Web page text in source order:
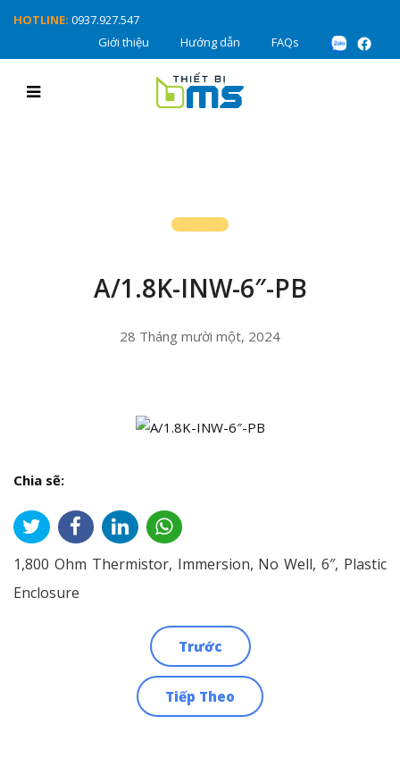
HOTLINE: 0937.927.547
Giới thiệu
Hướng dẫn FAQs
A/1.8K-INW-6″-PB
28 Tháng mười một, 2024
Chia sẽ:
1,800 Ohm Thermistor, Immersion, No Well, 6″, Plastic
Enclosure
Trước
Tiếp Theo